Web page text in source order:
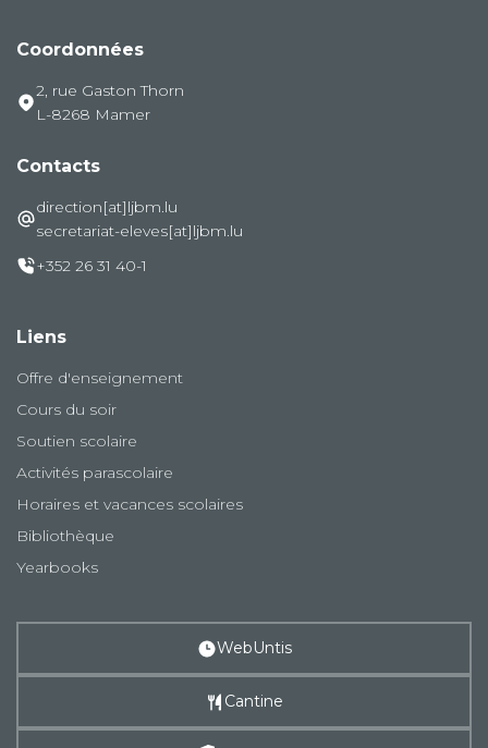
Coordonnées
2, rue Gaston Thorn
L-8268 Mamer
Contacts
direction[at]ljbm.lu
secretariat-eleves[at]ljbm.lu
+352 26 31 40-1
Liens
Offre d'enseignement
Cours du soir
Soutien scolaire
Activités parascolaire
Horaires et vacances scolaires
Bibliothèque
Yearbooks
WebUntis
Cantine